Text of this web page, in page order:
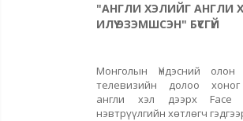
"АНГЛИ ХЭЛИЙГ АНГЛИ
ИЛҮҮ ЭЗЭМШСЭН" БҮСГҮЙ
Монголын Үндэсний олон
телевизийн долоо
англи хэл дээрх
нэвтрүүлгийн хөтлөгч